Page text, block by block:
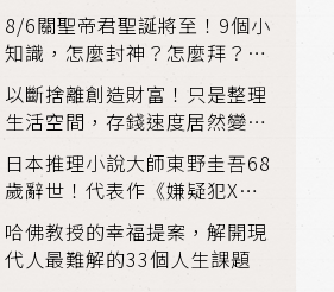
8/6關聖帝君聖誕將至！9個小
知識，怎麼封神？怎麼拜？該
拜哪個關帝？
以斷捨離創造財富！只是整理
生活空間，存錢速度居然變快
日本推理小說大師東野圭吾68
歲辭世！代表作《嫌疑犯X的
獻身》《解憂雜貨店》獲獎無
數
哈佛教授的幸福提案，解開現
代人最難解的33個人生課題